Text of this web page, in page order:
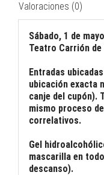
Valoraciones (0)
Sábado, 1 de
Teatro Carrión de
Entradas
ubicación exacta
canje del cupón).
mismo proceso
correlativos.
Gel
mascarilla en
descanso).